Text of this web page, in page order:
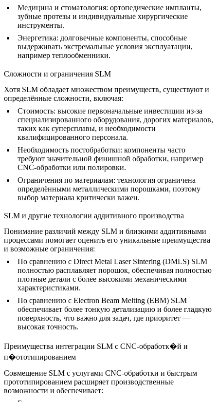
Медицина и стоматология: ортопедические импланты,
зубные протезы и индивидуальные хирургические
инструменты.
Энергетика: долговечные компоненты, способные
выдерживать экстремальные условия эксплуатации,
например теплообменники.
Сложности и ограничения SLM
Хотя SLM обладает множеством преимуществ, существуют и
определённые сложности, включая:
Стоимость: высокие первоначальные инвестиции из-за
специализированного оборудования, дорогих материалов,
таких как суперсплавы, и необходимости
квалифицированного персонала.
Необходимость постобработки: компоненты часто
требуют значительной финишной обработки, например
CNC-обработки или полировки.
Ограничения по материалам: технология ограничена
определёнными металлическими порошками, поэтому
выбор материала критически важен.
SLM и другие технологии аддитивного производства
Понимание различий между SLM и близкими аддитивными
процессами помогает оценить его уникальные преимущества
и возможные ограничения:
По сравнению с Direct Metal Laser Sintering (DMLS) SLM
полностью расплавляет порошок, обеспечивая полностью
плотные детали с более высокими механическими
характеристиками.
По сравнению с Electron Beam Melting (EBM) SLM
обеспечивает более тонкую детализацию и более гладкую
поверхность, что важно для задач, где приоритет —
высокая точность.
Преимущества интеграции SLM с CNC-обработк�й и
п�ототипированием
Совмещение SLM с услугами CNC-обработки и быстрым
прототипированием расширяет производственные
возможности и обеспечивает: